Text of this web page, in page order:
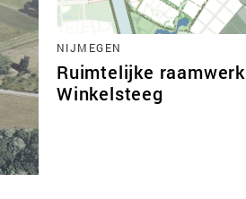
NIJMEGEN
Ruimtelijke raamwerk
Winkelsteeg